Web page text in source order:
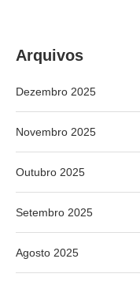
Arquivos
Dezembro 2025
Novembro 2025
Outubro 2025
Setembro 2025
Agosto 2025